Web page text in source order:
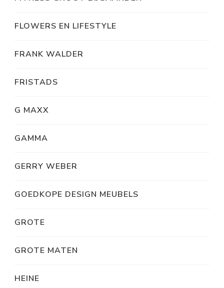
FLOWERS EN LIFESTYLE
FRANK WALDER
FRISTADS
G MAXX
GAMMA
GERRY WEBER
GOEDKOPE DESIGN MEUBELS
GROTE
GROTE MATEN
HEINE